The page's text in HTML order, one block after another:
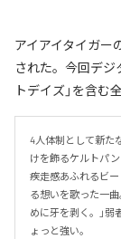
アイアイタイガー
された。今回デジ
トデイズ」を含む
4人体制として新た
けを飾るケルトパン
疾走感あふれるビ
る想いを歌った一
めに牙を剥く。」
ょっと強い。